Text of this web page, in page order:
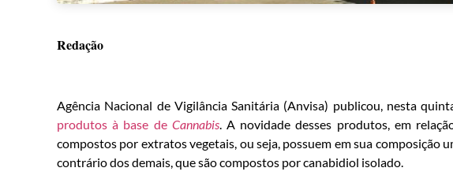
Redação
Agência Nacional de Vigilância Sanitária (Anvisa) publicou, nesta
produtos à base de Cannabis. A novidade desses produtos, em
compostos por extratos vegetais, ou seja, possuem em sua composição
contrário dos demais, que são compostos por canabidiol isolado.